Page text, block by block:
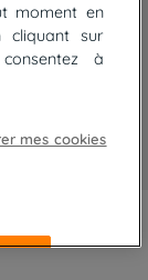
moment en
cliquant sur
à
mes cookies